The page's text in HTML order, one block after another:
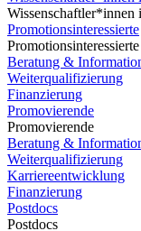
Wissenschaftler*innen
Promotionsinteressierte
Promotionsinteressierte
Beratung &
Weiterqualifizierung
Finanzierung
Promovierende
Promovierende
Beratung &
Weiterqualifizierung
Karriereentwicklung
Finanzierung
Postdocs
Postdocs